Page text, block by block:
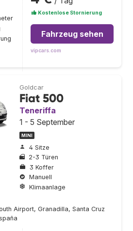
Kostenlose Stornierung
Fahrzeug sehen
vipcars.com
Goldcar
Fiat 500
Teneriffa
1 - 5 September
MINI
4 Sitze
2-3 Türen
3 Koffer
Manuell
Klimaanlage
Airport, Granadilla, Santa Cruz